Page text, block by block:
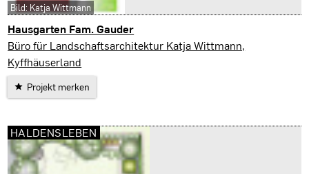
Hausgarten Fam. Gauder
Kyffhäuserland
Büro für Landschaftsarchitektur Katja Wittmann,
Kyffhäuserland
Projekt merken
Bild: Katja Wittmann
HALDENSLEBEN